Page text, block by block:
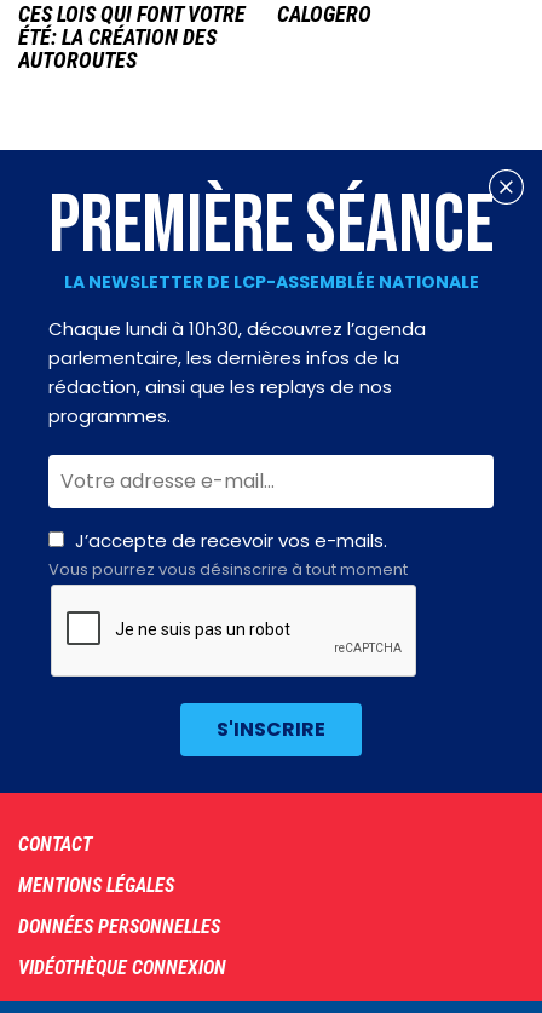
CES LOIS QUI FONT VOTRE
ÉTÉ: LA CRÉATION DES
AUTOROUTES
CALOGERO
PREMIÈRE SÉANCE
LA NEWSLETTER DE LCP-ASSEMBLÉE NATIONALE
Chaque lundi à 10h30, découvrez l’agenda
parlementaire, les dernières infos de la
rédaction, ainsi que les replays de nos
programmes.
J’accepte de recevoir vos e-mails.
Vous pourrez vous désinscrire à tout moment
Footer
menu
CONTACT
MENTIONS LÉGALES
DONNÉES PERSONNELLES
VIDÉOTHÈQUE CONNEXION